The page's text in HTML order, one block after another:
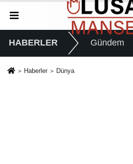
HABERLER Gündem
Haberler Dünya